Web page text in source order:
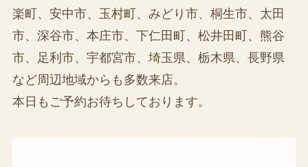
楽町、安中市、玉村町、みどり市、桐生市、太田
市、深谷市、本庄市、下仁田町、松井田町、熊谷
市、足利市、宇都宮市、埼玉県、栃木県、長野県
など周辺地域からも多数来店。
本日もご予約お待ちしております。